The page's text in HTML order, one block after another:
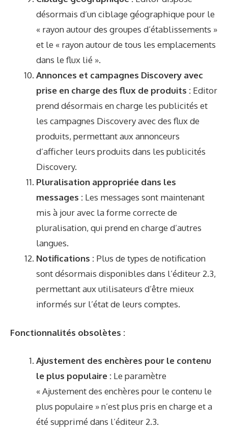
désormais d’un ciblage géographique pour le
« rayon autour des groupes d’établissements »
et le « rayon autour de tous les emplacements
dans le flux lié ».
Annonces et campagnes Discovery avec
prise en charge des flux de produits : Editor
prend désormais en charge les publicités et
les campagnes Discovery avec des flux de
produits, permettant aux annonceurs
d’afficher leurs produits dans les publicités
Discovery.
Pluralisation appropriée dans les
messages : Les messages sont maintenant
mis à jour avec la forme correcte de
pluralisation, qui prend en charge d’autres
langues.
Notifications : Plus de types de notification
sont désormais disponibles dans l’éditeur 2.3,
permettant aux utilisateurs d’être mieux
informés sur l’état de leurs comptes.
Fonctionnalités obsolètes :
Ajustement des enchères pour le contenu
le plus populaire : Le paramètre
« Ajustement des enchères pour le contenu le
plus populaire » n’est plus pris en charge et a
été supprimé dans l’éditeur 2.3.